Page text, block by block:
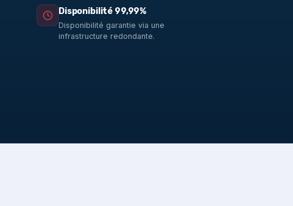
Disponibilité 99,99%
Disponibilité garantie via une
infrastructure redondante.